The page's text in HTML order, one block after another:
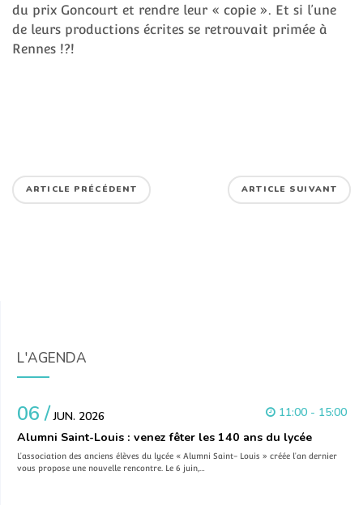
du prix Goncourt et rendre leur « copie ». Et si l’une
de leurs productions écrites se retrouvait primée à
Rennes !?!
ARTICLE PRÉCÉDENT ARTICLE SUIVANT
L'AGENDA
06 /JUN. 2026
11:00 - 15:00
Alumni Saint-Louis : venez fêter les 140 ans du lycée
L’association des anciens élèves du lycée « Alumni Saint- Louis » créée l’an dernier
vous propose une nouvelle rencontre. Le 6 juin,…